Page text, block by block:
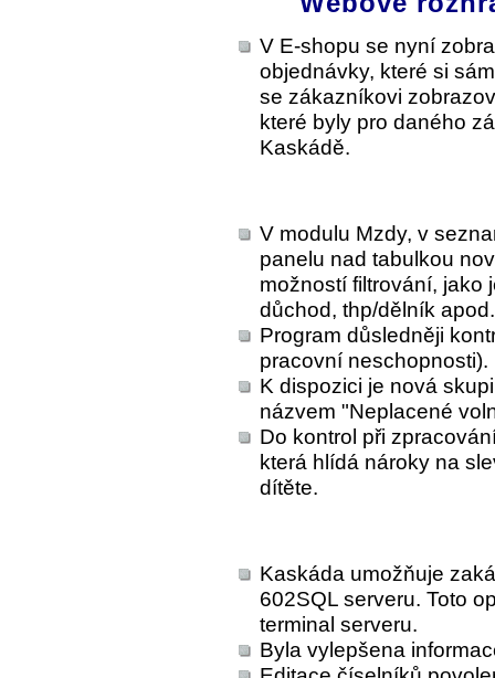
V E-shopu se nyní
objednávky, které si
se zákazníkovi
které byly pro daného
Kaskádě.
V modulu Mzdy, v
panelu nad tabulkou
možností filtrování, jako
důchod, thp/dělník apod.
Program důsledněji
pracovní neschopnosti).
K dispozici je nová
názvem "Neplacené
Do kontrol při
která hlídá nároky na
dítěte.
Kaskáda umožňuje
602SQL serveru. Toto
terminal serveru.
Byla vylepšena